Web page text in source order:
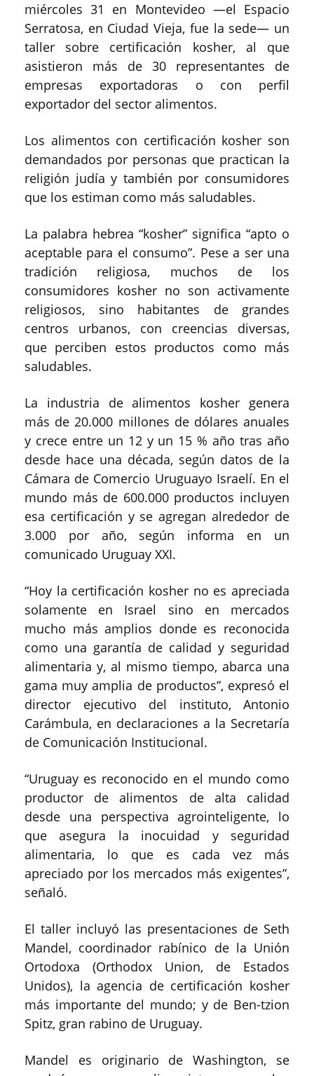
miércoles 31 en Montevideo —el Espacio
Serratosa, en Ciudad Vieja, fue la sede— un
taller sobre certificación kosher, al que
asistieron más de 30 representantes de
empresas exportadoras o con perfil
exportador del sector alimentos.
Los alimentos con certificación kosher son
demandados por personas que practican la
religión judía y también por consumidores
que los estiman como más saludables.
La palabra hebrea “kosher” significa “apto o
aceptable para el consumo”. Pese a ser una
tradición religiosa, muchos de los
consumidores kosher no son activamente
religiosos, sino habitantes de grandes
centros urbanos, con creencias diversas,
que perciben estos productos como más
saludables.
La industria de alimentos kosher genera
más de 20.000 millones de dólares anuales
y crece entre un 12 y un 15 % año tras año
desde hace una década, según datos de la
Cámara de Comercio Uruguayo Israelí. En el
mundo más de 600.000 productos incluyen
esa certificación y se agregan alrededor de
3.000 por año, según informa en un
comunicado Uruguay XXI.
“Hoy la certificación kosher no es apreciada
solamente en Israel sino en mercados
mucho más amplios donde es reconocida
como una garantía de calidad y seguridad
alimentaria y, al mismo tiempo, abarca una
gama muy amplia de productos”, expresó el
director ejecutivo del instituto, Antonio
Carámbula, en declaraciones a la Secretaría
de Comunicación Institucional.
“Uruguay es reconocido en el mundo como
productor de alimentos de alta calidad
desde una perspectiva agrointeligente, lo
que asegura la inocuidad y seguridad
alimentaria, lo que es cada vez más
apreciado por los mercados más exigentes”,
señaló.
El taller incluyó las presentaciones de Seth
Mandel, coordinador rabínico de la Unión
Ortodoxa (Orthodox Union, de Estados
Unidos), la agencia de certificación kosher
más importante del mundo; y de Ben-tzion
Spitz, gran rabino de Uruguay.
Mandel es originario de Washington, se